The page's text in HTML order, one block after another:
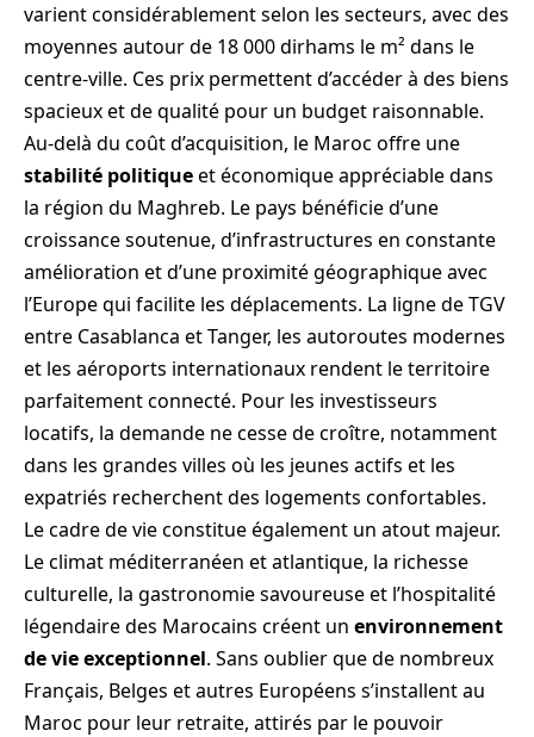
varient considérablement selon les secteurs, avec des
moyennes autour de 18 000 dirhams le m² dans le
centre-ville. Ces prix permettent d’accéder à des biens
spacieux et de qualité pour un budget raisonnable.
Au-delà du coût d’acquisition, le Maroc offre une
stabilité politiqueet économique appréciable dans
la région du Maghreb. Le pays bénéficie d’une
croissance soutenue, d’infrastructures en constante
amélioration et d’une proximité géographique avec
l’Europe qui facilite les déplacements. La ligne de TGV
entre Casablanca et Tanger, les autoroutes modernes
et les aéroports internationaux rendent le territoire
parfaitement connecté. Pour les investisseurs
locatifs, la demande ne cesse de croître, notamment
dans les grandes villes où les jeunes actifs et les
expatriés recherchent des logements confortables.
Le cadre de vie constitue également un atout majeur.
Le climat méditerranéen et atlantique, la richesse
culturelle, la gastronomie savoureuse et l’hospitalité
légendaire des Marocains créent un environnement
de vie exceptionnel. Sans oublier que de nombreux
Français, Belges et autres Européens s’installent au
Maroc pour leur retraite, attirés par le pouvoir